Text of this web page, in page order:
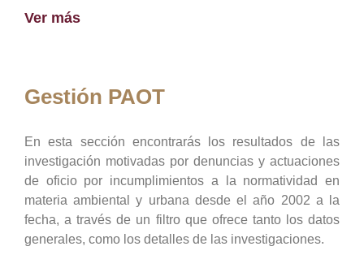
Ver más
Gestión PAOT
En esta sección encontrarás los resultados de las
investigación motivadas por denuncias y actuaciones
de oficio por incumplimientos a la normatividad en
materia ambiental y urbana desde el año 2002 a la
fecha, a través de un filtro que ofrece tanto los datos
generales, como los detalles de las investigaciones.